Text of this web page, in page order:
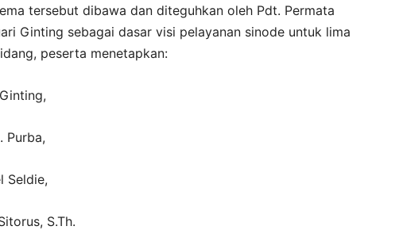
tersebut dibawa dan diteguhkan oleh Pdt. Permata
Ginting sebagai dasar visi pelayanan sinode untuk lima
peserta menetapkan:
Purba,
Seldie,
S.Th.